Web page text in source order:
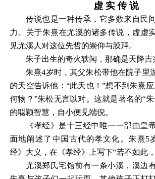
虚 实 传 说
传说也是一种传承，它多数来自民
力。关于朱熹在尤溪的诸多传说，虚虚
见尤溪人对这位先哲的崇仰与膜拜。
朱子出生的奇火轶闻，那确是天降吉
朱熹4岁时，其父朱松带他在院子里
的天空告诉他：“此天也！”想不到朱熹
何物？”朱松无言以对。这就是著名的“
的聪颖智慧，自小便见端倪。
《孝经》是十三经中唯一一部由皇
面地阐述了中国古代的孝文化。朱熹5
经》大义，在《孝经》上写下“若不如此，
尤溪郑氏宅馆前有一条小溪，溪边